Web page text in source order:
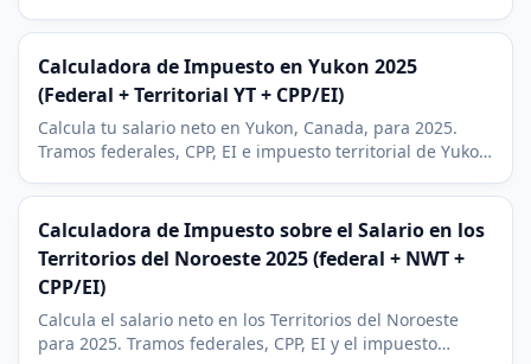
Charlottetown.
Calculadora de Impuesto en Yukon 2025
(Federal + Territorial YT + CPP/EI)
Calcula tu salario neto en Yukon, Canada, para 2025.
Tramos federales, CPP, EI e impuesto territorial de Yukon
mas Deduccion para Residentes del Norte.
Calculadora de Impuesto sobre el Salario en los
Territorios del Noroeste 2025 (federal + NWT +
CPP/EI)
Calcula el salario neto en los Territorios del Noroeste
para 2025. Tramos federales, CPP, EI y el impuesto